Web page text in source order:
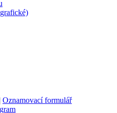
Oznamovací formulář